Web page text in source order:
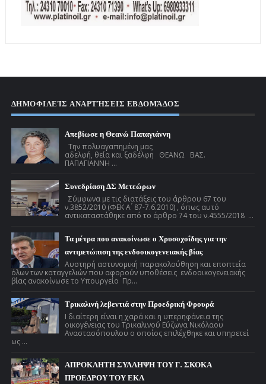
ΔΗΜΟΦΙΛΕΊΣ ΑΝΑΡΤΉΣΕΙΣ ΕΒΔΟΜΆΔΟΣ
Απεβίωσε η Θεανώ Παπαγιάννη
Την πολυαγαπημένη μας
αδελφή, θεία και ξαδέλφη ΘΕΑΝΩ ΒΑΣ.
ΠΑΠΑΓΙΑΝΝΗ ...
Συνεδρίαση ΔΣ Μετεώρων
Σύμφωνα με τις διατάξεις του άρθρου 67 του
ν.3852/2010 (ΦΕΚ Α ́ 87-7.6.2010) , όπως αυτό
αντικαταστάθηκε από το άρθρο 74 του ν.4555/2018 ...
Τα μέτρα που ανακοίνωσε ο Χρυσοχοΐδης για την
αντιμετώπιση της ενδοοικογενειακής βίας
Αυστηρή αστυνομική παρακολούθηση και εποπτεία
όλων των καταγγελιών που αφορούν υποθέσεις ενδοοικογενειακής
βίας ανακοίνωσε το Υπουργείο Πρ...
Τρικαλινή λεβεντιά στην Προεδρική Φρουρά
Ι διαίτερη είναι η χαρά και η υπερηφάνεια της
οικογένειας του Τρικαλινού Εύζωνα Νικόλαου
Αναστασόπουλου ο οποίος επιλέχθηκε και υπηρετεί
ως ...
ΑΠΡΟΚΛΗΤΗ ΣΥΛΛΗΨΗ ΤΟΥ Γ. ΣΚΟΚΑ
ΠΡΟΕΔΡΟΥ ΤΟΥ ΕΚΛ